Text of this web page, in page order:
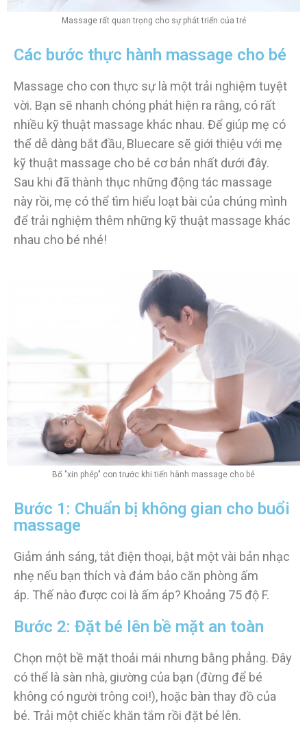
Massage rất quan trọng cho sự phát triển của trẻ
Các bước thực hành massage cho bé
Massage cho con thực sự là một trải nghiệm tuyệt
vời. Bạn sẽ nhanh chóng phát hiện ra rằng, có rất
nhiều kỹ thuật massage khác nhau. Để giúp mẹ có
thể dễ dàng bắt đầu, Bluecare sẽ giới thiệu với mẹ
kỹ thuật massage cho bé cơ bản nhất dưới đây.
Sau khi đã thành thục những động tác massage
này rồi, mẹ có thể tìm hiểu loạt bài của chúng mình
để trải nghiệm thêm những kỹ thuật massage khác
nhau cho bé nhé!
Bố "xin phép" con trước khi tiến hành massage cho bé
Bước 1: Chuẩn bị không gian cho buổi
massage
Giảm ánh sáng, tắt điện thoại, bật một vài bản nhạc
nhẹ nếu bạn thích và đảm bảo căn phòng ấm
áp. Thế nào được coi là ấm áp? Khoảng 75 độ F.
Bước 2: Đặt bé lên bề mặt an toàn
Chọn một bề mặt thoải mái nhưng bằng phẳng. Đây
có thể là sàn nhà, giường của bạn (đừng để bé
không có người trông coi!), hoặc bàn thay đồ của
bé. Trải một chiếc khăn tắm rồi đặt bé lên.